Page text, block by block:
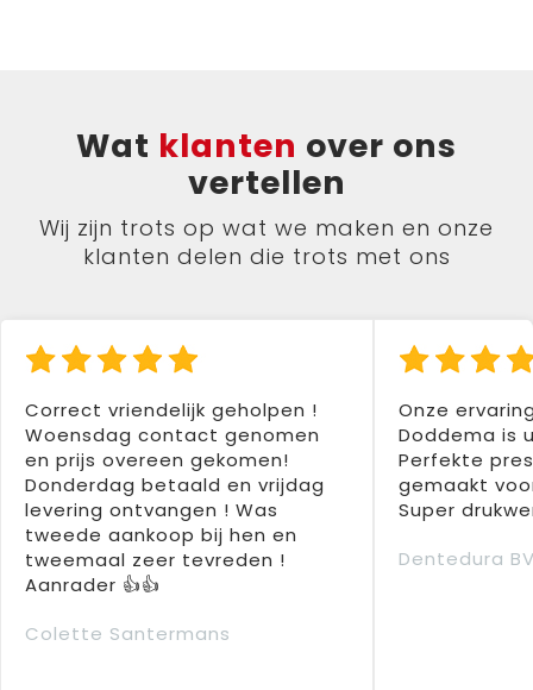
Wat klanten over ons
vertellen
Wij zijn trots op wat we maken en onze
klanten delen die trots met ons
Correct vriendelijk geholpen !
Woensdag contact genomen
en prijs overeen gekomen!
Donderdag betaald en vrijdag
levering ontvangen ! Was
tweede aankoop bij hen en
tweemaal zeer tevreden !
Aanrader 👍👍
Colette Santermans
Onze
Doddema is
Perfekte
gemaakt
Super
Dentedura